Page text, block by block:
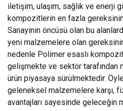
iletişim, ulaşım, sağlık ve enerji
kompozitlerin en fazla
Sanayinin öncüsü olan bu
yeni malzemelere olan
nedenle Polimer esaslı
gelişmekte ve sektör tarafından
ürün piyasaya sürülmektedir.
geleneksel malzemelere karşı,
avantajları sayesinde geleceğin